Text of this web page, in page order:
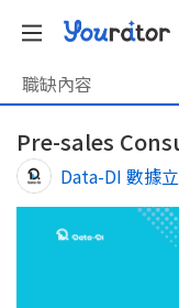
職缺內容
Pre-sales
Data-DI 數據